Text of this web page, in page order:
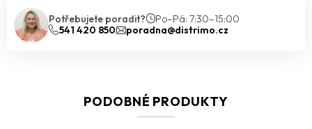
Potřebujete poradit?
Po–Pá: 7:30–15:00
541 420 850
poradna@distrimo.cz
PODOBNÉ PRODUKTY